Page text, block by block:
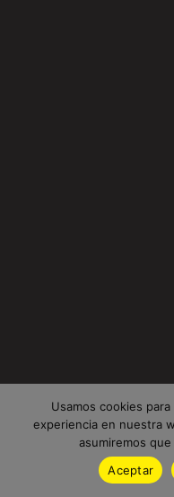
Usamos cookies
experiencia en nuestra
asumiremos
Aceptar